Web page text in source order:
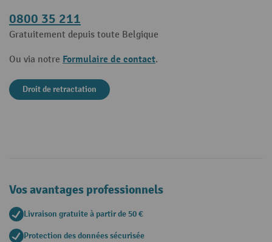
0800 35 211
Gratuitement depuis toute Belgique
Ou via notre Formulaire de contact.
Droit de retractation
Vos avantages professionnels
Livraison gratuite à partir de 50 €
Protection des données sécurisée